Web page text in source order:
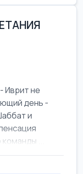
Иврит не
день -
и
...